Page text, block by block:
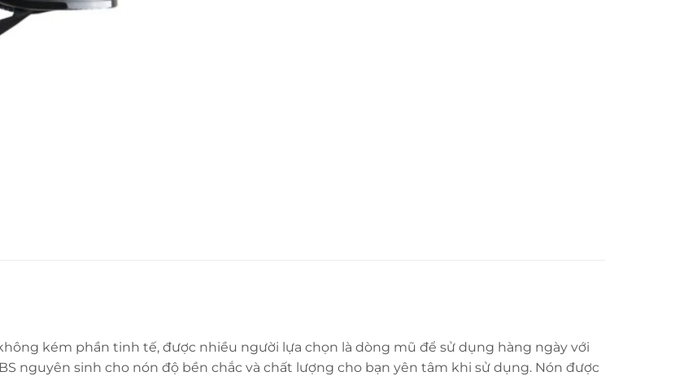
kém phần tinh tế, được nhiều người lựa chọn là dòng mũ để sử dụng hàng ngày với
nguyên sinh cho nón độ bền chắc và chất lượng cho bạn yên tâm khi sử dụng. Nón được